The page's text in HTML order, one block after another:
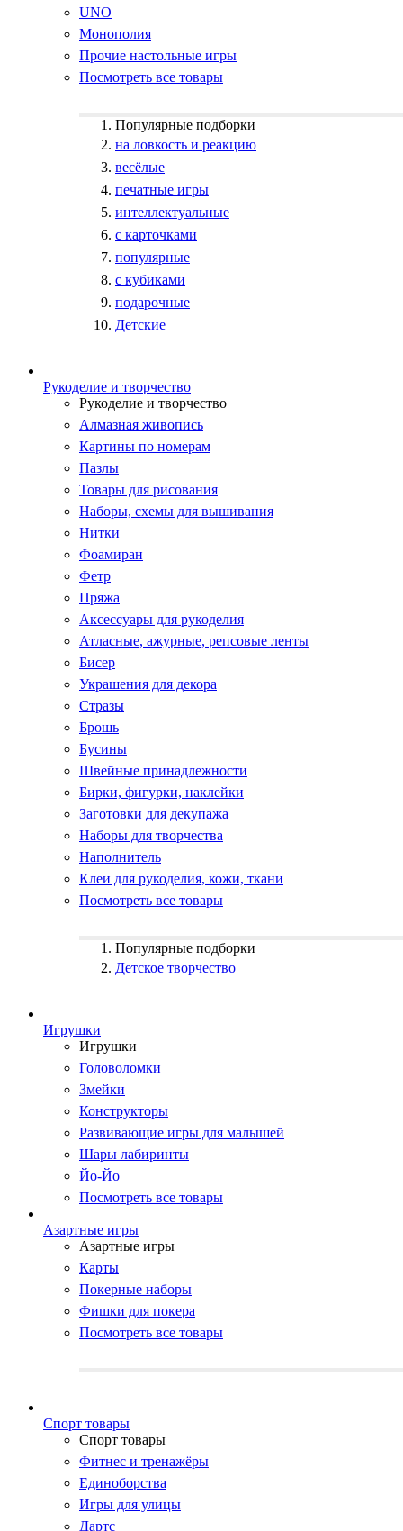
UNO
Монополия
Прочие настольные игры
Посмотреть все товары
Популярные подборки
на ловкость и реакцию
весёлые
печатные игры
интеллектуальные
с карточками
популярные
с кубиками
подарочные
Детские
Рукоделие и творчество
Рукоделие и творчество
Алмазная живопись
Картины по номерам
Пазлы
Товары для рисования
Наборы, схемы для вышивания
Нитки
Фоамиран
Фетр
Пряжа
Аксессуары для рукоделия
Атласные, ажурные, репсовые ленты
Бисер
Украшения для декора
Стразы
Брошь
Бусины
Швейные принадлежности
Бирки, фигурки, наклейки
Заготовки для декупажа
Наборы для творчества
Наполнитель
Клеи для рукоделия, кожи, ткани
Посмотреть все товары
Популярные подборки
Детское творчество
Игрушки
Игрушки
Головоломки
Змейки
Конструкторы
Развивающие игры для малышей
Шары лабиринты
Йо-Йо
Посмотреть все товары
Азартные игры
Азартные игры
Карты
Покерные наборы
Фишки для покера
Посмотреть все товары
Cпорт товары
Cпорт товары
Фитнес и тренажёры
Единоборства
Игры для улицы
Дартс